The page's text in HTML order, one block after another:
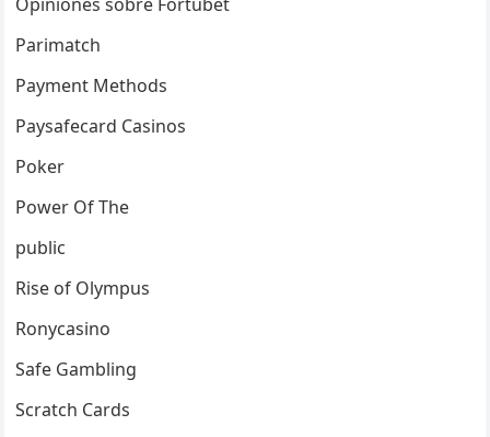
Parimatch
Payment Methods
Paysafecard Casinos
Poker
Power Of The
public
Rise of Olympus
Ronycasino
Safe Gambling
Scratch Cards